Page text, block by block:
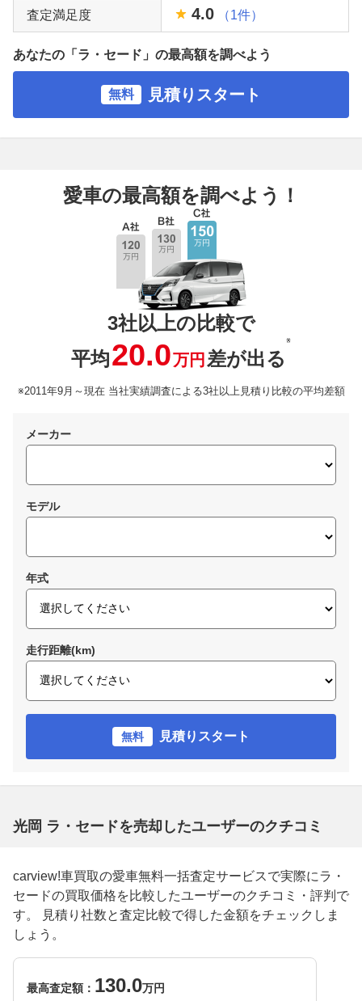
査定満足度 4.0 （1件）
あなたの「ラ・セード」の最高額を調べよう
無料 見積りスタート
愛車の最高額を調べよう！
3社以上の比較で
平均20.0万円 差が出る
※
※2011年9月～現在 当社実績調査による3社以上見積り比較の平均差額
メーカー
モデル
年式
走行距離(km)
無料 見積りスタート
光岡 ラ・セードを売却したユーザーのクチコミ
carview!車買取の愛車無料一括査定サービスで実際にラ・
セードの買取価格を比較したユーザーのクチコミ・評判で
す。 見積り社数と査定比較で得した金額をチェックしま
しょう。
最高査定額： 130.0万円